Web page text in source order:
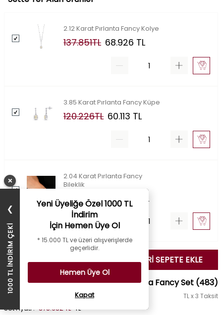
2.12 Karat Pırlanta Fancy Kolye
137.851TL 68.926 TL
3.85 Karat Pırlanta Fancy Küpe
120.226TL 60.113 TL
2.04 Karat Pırlanta Fancy
Bileklik
120.555 TL 60.278 TL
SEÇİLENLERİ SEPETE EKLE
8.01 Karat Pırlanta Fancy Set (483)
TL x 3 Taksit
Set Fiyatı : 378.632 TL TL
×
❯
1000 TL İNDİRİM ÇEKİ
Yeni Üyeliğe Özel 1000 TL
İndirim
İçin Hemen Üye Ol
* 15.000 TL ve üzeri alışverişlerde
geçerlidir.
Hemen Üye Ol
Kapat